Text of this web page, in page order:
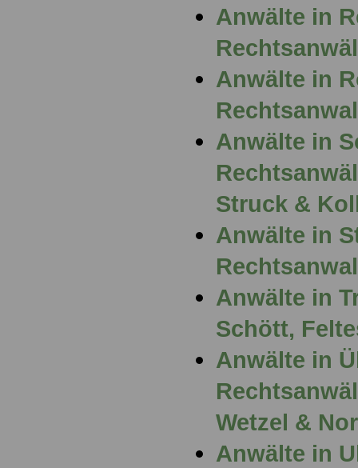
Anwälte in
Anwälte in
Anwälte in
Struck &
Anwälte in
Anwälte in
Schött,
Anwälte in
Wetzel &
Anwälte in